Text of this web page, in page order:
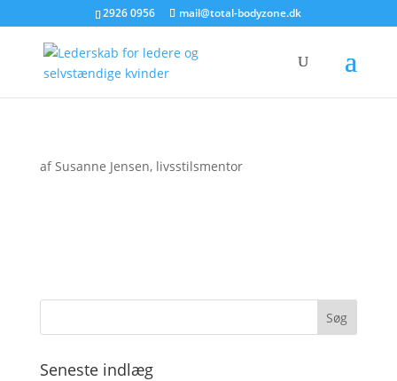
2926 0956 mail@total-bodyzone.dk
afSusanne Jensen, livsstilsmentor
Seneste indlæg